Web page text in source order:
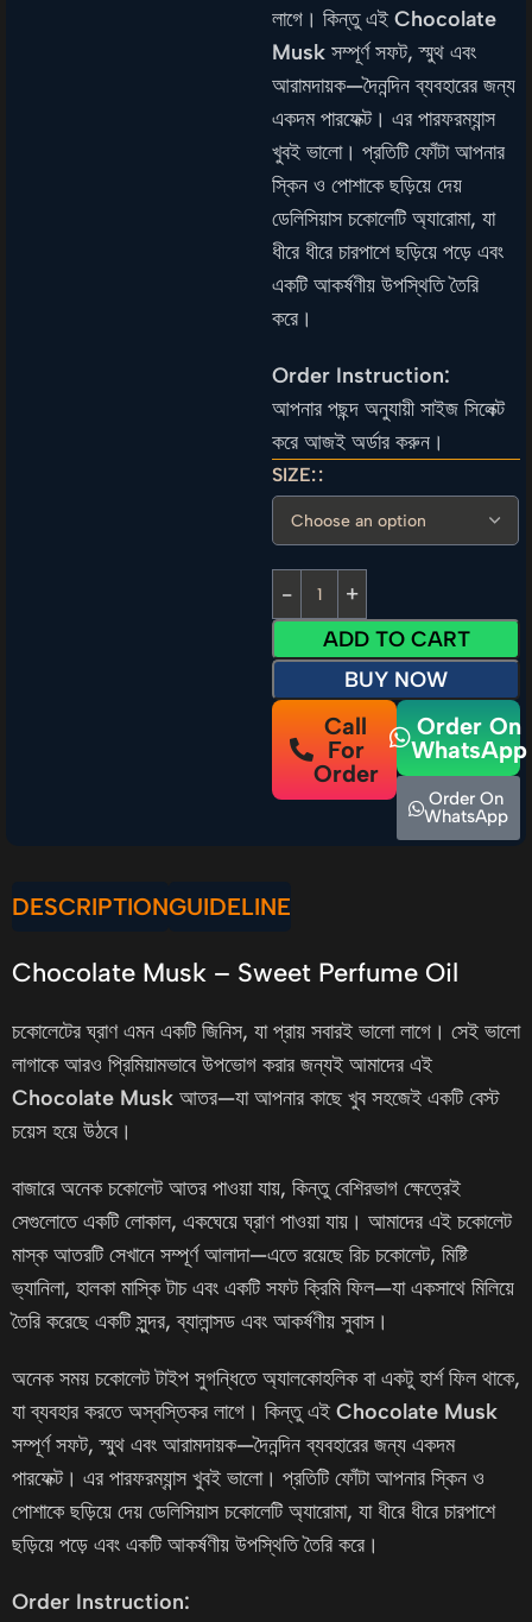
লাগে। কিন্তু এইChocolate
Musk সম্পূর্ণ সফট, স্মুথ এবং
আরামদায়ক—দৈনন্দিন ব্যবহারের জন্য
একদম পারফেক্ট। এর পারফরম্যান্স
খুবই ভালো। প্রতিটি ফোঁটা আপনার
স্কিন ও পোশাকে ছড়িয়ে দেয়
ডেলিসিয়াস চকোলেটি অ্যারোমা, যা
ধীরে ধীরে চারপাশে ছড়িয়ে পড়ে এবং
একটি আকর্ষণীয় উপস্থিতি তৈরি
করে।
Order Instruction:
আপনার পছন্দ অনুযায়ী সাইজ সিলেক্ট
করে আজই অর্ডার করুন।
SIZE:
ADD TO CART
BUY NOW
Call
For
Order
Order On
WhatsApp
Order On
WhatsApp
DESCRIPTIONGUIDELINE
Chocolate Musk – Sweet Perfume Oil
চকোলেটের ঘ্রাণ এমন একটি জিনিস, যা প্রায় সবারই ভালো লাগে। সেই ভালো
লাগাকে আরও প্রিমিয়ামভাবে উপভোগ করার জন্যই আমাদের এই
Chocolate Musk আতর—যা আপনার কাছে খুব সহজেই একটি বেস্ট
চয়েস হয়ে উঠবে।
বাজারে অনেক চকোলেট আতর পাওয়া যায়, কিন্তু বেশিরভাগ ক্ষেত্রেই
সেগুলোতে একটি লোকাল, একঘেয়ে ঘ্রাণ পাওয়া যায়। আমাদের এই চকোলেট
মাস্ক আতরটি সেখানে সম্পূর্ণ আলাদা—এতে রয়েছে রিচ চকোলেট, মিষ্টি
ভ্যানিলা, হালকা মাস্কি টাচ এবং একটি সফট ক্রিমি ফিল—যা একসাথে মিলিয়ে
তৈরি করেছে একটি সুন্দর, ব্যালান্সড এবং আকর্ষণীয় সুবাস।
অনেক সময় চকোলেট টাইপ সুগন্ধিতে অ্যালকোহলিক বা একটু হার্শ ফিল থাকে,
যা ব্যবহার করতে অস্বস্তিকর লাগে। কিন্তু এই Chocolate Musk
সম্পূর্ণ সফট, স্মুথ এবং আরামদায়ক—দৈনন্দিন ব্যবহারের জন্য একদম
পারফেক্ট। এর পারফরম্যান্স খুবই ভালো। প্রতিটি ফোঁটা আপনার স্কিন ও
পোশাকে ছড়িয়ে দেয় ডেলিসিয়াস চকোলেটি অ্যারোমা, যা ধীরে ধীরে চারপাশে
ছড়িয়ে পড়ে এবং একটি আকর্ষণীয় উপস্থিতি তৈরি করে।
Order Instruction: